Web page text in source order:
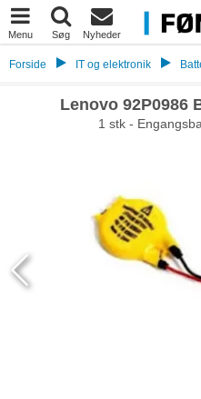
Menu Søg Nyheder
Forside IT og elektronik
Lenovo 92P0986
1 stk -